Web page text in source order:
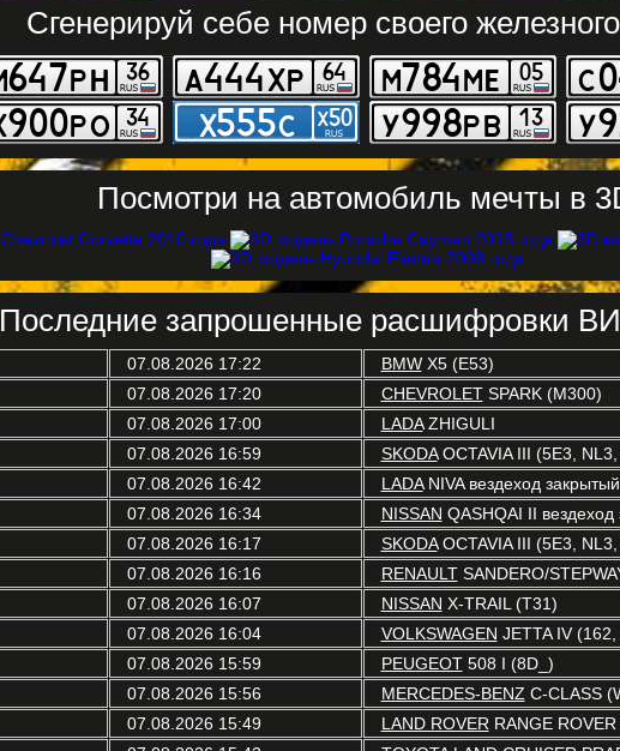
Сгенерируй себе номер своего
Посмотри на автомобиль мечты в
Последние запрошенные расшифровки
07.08.2026 17:22 BMWX5 (E53)
07.08.2026 17:20 CHEVROLETSPARK (M300)
07.08.2026 17:00 LADAZHIGULI
07.08.2026 16:59 SKODAOCTAVIA III (5E3,
07.08.2026 16:42 LADANIVA вездеход
07.08.2026 16:34 NISSAN QASHQAI II
07.08.2026 16:17 SKODAOCTAVIA III (5E3,
07.08.2026 16:16 RENAULTSANDERO/
07.08.2026 16:07 NISSAN X-TRAIL (T31)
07.08.2026 16:04 VOLKSWAGEN JETTA IV (162,
07.08.2026 15:59 PEUGEOT508 I (8D_)
07.08.2026 15:56 MERCEDES-BENZ C-CLASS
07.08.2026 15:49 LAND ROVER RANGE